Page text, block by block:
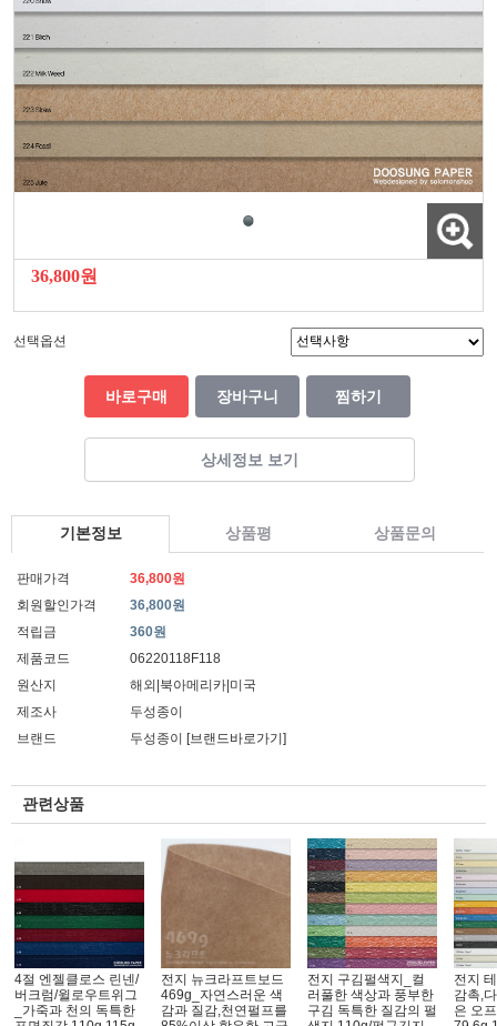
36,800원
선택옵션
바로구매 장바구니 찜하기
상세정보 보기
기본정보 상품평 상품문의
판매가격
36,800원
회원할인가격
36,800원
적립금
360원
제품코드
06220118F118
원산지
해외|북아메리카|미국
제조사
두성종이
브랜드
두성종이 [브랜드바로가기]
관련상품
4절 엔젤클로스 린넨/
버크럼/윌로우트위그
_가죽과 천의 독특한
전지 뉴크라프트보드
469g_자연스러운 색
감과 질감,천연펄프를
전지 구김펄색지_컬
러풀한 색상과 풍부한
구김 독특한 질감의 펄
전지
감촉,
은 오